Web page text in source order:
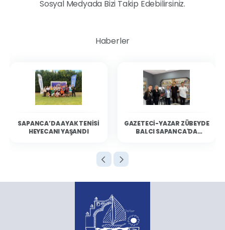
Sosyal Medyada Bizi Takip Edebilirsiniz.
Haberler
SAPANCA’DA AYAK TENISI
HEYECANI YAŞANDI
GAZETECI-YAZAR ZÜBEYDE
BALCI SAPANCA'DA